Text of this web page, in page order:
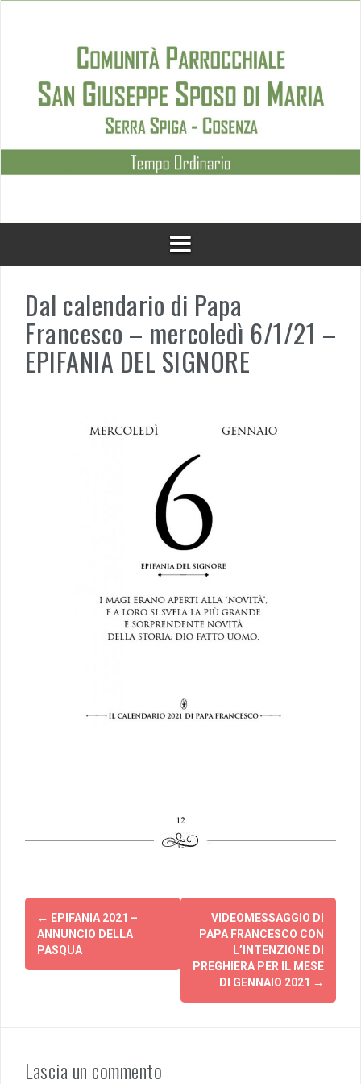
Dal calendario di Papa
Francesco – mercoledì 6/1/21 –
EPIFANIA DEL SIGNORE
Post
navigation
← EPIFANIA 2021 –
ANNUNCIO DELLA
PASQUA
VIDEOMESSAGGIO DI
PAPA FRANCESCO CON
L’INTENZIONE DI
PREGHIERA PER IL MESE
DI GENNAIO 2021 →
Lascia un commento